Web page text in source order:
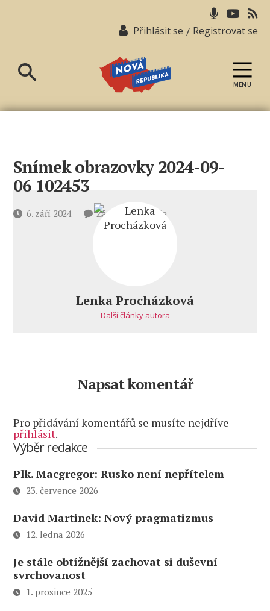
Přihlásit se / Registrovat se
republika
MENU
Snímek obrazovky 2024-09-
06 102453
Datum6. září 2024 Žádné komentářeu
textu
09-
06 102453
Lenka Procházková
Další články autora
Napsat komentář
Pro přidávání komentářů se musíte nejdříve
přihlásit.
Výběr redakce
Plk. Macgregor: Rusko není nepřítelem
23. července 2026
David Martinek: Nový pragmatizmus
12. ledna 2026
Je stále obtížnější zachovat si duševní
svrchovanost
1. prosince 2025